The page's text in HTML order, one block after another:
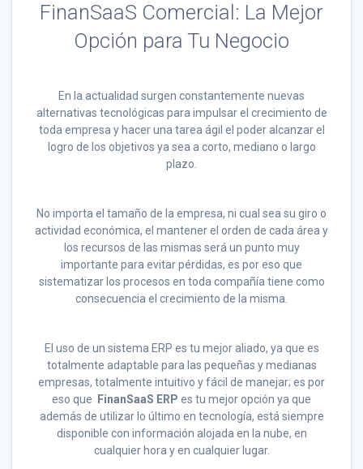
FinanSaaS Comercial: La Mejor
Opción para Tu Negocio
En la actualidad surgen constantemente nuevas
alternativas tecnológicas para impulsar el crecimiento de
toda empresa y hacer una tarea ágil el poder alcanzar el
logro de los objetivos ya sea a corto, mediano o largo
plazo.
No importa el tamaño de la empresa, ni cual sea su giro o
actividad económica, el mantener el orden de cada área y
los recursos de las mismas será un punto muy
importante para evitar pérdidas, es por eso que
sistematizar los procesos en toda compañía tiene como
consecuencia el crecimiento de la misma.
El uso de un sistema ERP es tu mejor aliado, ya que es
totalmente adaptable para las pequeñas y medianas
empresas, totalmente intuitivo y fácil de manejar; es por
eso que FinanSaaS ERP es tu mejor opción ya que
además de utilizar lo último en tecnología, está siempre
disponible con información alojada en la nube, en
cualquier hora y en cualquier lugar.